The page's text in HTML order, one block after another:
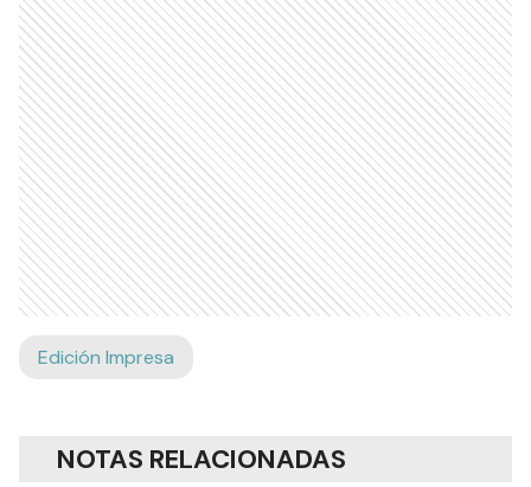
Edición Impresa
NOTAS RELACIONADAS